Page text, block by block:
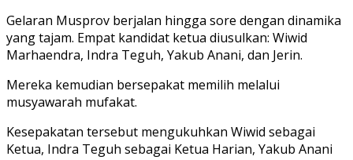
Gelaran Musprov berjalan hingga sore dengan dinamika
yang tajam. Empat kandidat ketua diusulkan: Wiwid
Marhaendra, Indra Teguh, Yakub Anani, dan Jerin.
Mereka kemudian bersepakat memilih melalui
musyawarah mufakat.
Kesepakatan tersebut mengukuhkan Wiwid sebagai
Ketua, Indra Teguh sebagai Ketua Harian, Yakub Anani